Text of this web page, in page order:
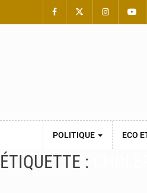
POLITIQUE ECO
ÉTIQUETTE :